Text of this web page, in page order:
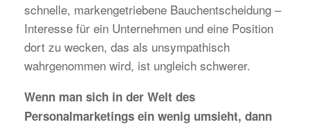
schnelle, markengetriebene Bauchentscheidung –
Interesse für ein Unternehmen und eine Position
dort zu wecken, das als unsympathisch
wahrgenommen wird, ist ungleich schwerer.
Wenn man sich in der Welt des
Personalmarketings ein wenig umsieht, dann